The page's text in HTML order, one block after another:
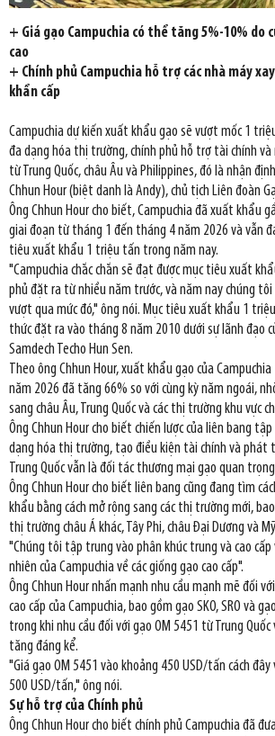
+ Giá gạo Campuchia có thể tăng 5%-10% do
cao
+ Chính phủ Campuchia hỗ trợ các nhà máy
khẩn cấp
Campuchia dự kiến xuất khẩu gạo sẽ vượt mốc 1
đa dạng hóa thị trường, chính phủ hỗ trợ tài chính và
từ Trung Quốc, châu Âu và Philippines, đó là nhận
Chhun Hour (biệt danh là Andy), chủ tịch Liên đoàn
Ông Chhun Hour cho biết, Campuchia đã xuất khẩu
giai đoạn từ tháng 1 đến tháng 4 năm 2026 và vẫn
tiêu xuất khẩu 1 triệu tấn trong năm nay.
"Campuchia chắc chắn sẽ đạt được mục tiêu xuất
phủ đặt ra từ nhiều năm trước, và năm nay chúng
vượt qua mức đó," ông nói. Mục tiêu xuất khẩu 1
thức đặt ra vào tháng 8 năm 2010 dưới sự lãnh đạo
Samdech Techo Hun Sen.
Theo ông Chhun Hour, xuất khẩu gạo của
năm 2026 đã tăng 66% so với cùng kỳ năm ngoái,
sang châu Âu, Trung Quốc và các thị trường khu vực
Ông Chhun Hour cho biết chiến lược của liên bang
dạng hóa thị trường, tạo điều kiện tài chính và phát
Trung Quốc vẫn là đối tác thương mại gạo quan
Ông Chhun Hour cho biết liên bang cũng đang tìm
khẩu bằng cách mở rộng sang các thị trường mới,
thị trường châu Á khác, Tây Phi, châu Đại Dương và
"Chúng tôi tập trung vào phân khúc trung và cao
nhiên của Campuchia về các giống gạo cao cấp".
Ông Chhun Hour nhấn mạnh nhu cầu mạnh mẽ đối
cao cấp của Campuchia, bao gồm gạo SKO, SRO và
trong khi nhu cầu đối với gạo OM 5451 từ Trung Quốc
tăng đáng kể.
"Giá gạo OM 5451 vào khoảng 450 USD/tấn cách
500 USD/tấn," ông nói.
Sự hỗ trợ của Chính phủ
Ông Chhun Hour cho biết chính phủ Campuchia đã